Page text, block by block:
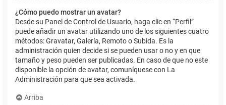
¿Cómo puedo mostrar un avatar?
Desde su Panel de Control de Usuario, haga clic en “Perfil”
puede añadir un avatar utilizando uno de los siguientes cuatro
métodos: Gravatar, Galería, Remoto o Subida. Es la
administración quien decide si se pueden usar o no y en que
tamaño y peso pueden ser publicadas. En caso de que no este
disponible la opción de avatar, comuníquese con La
Administración para que sea activada.
Arriba